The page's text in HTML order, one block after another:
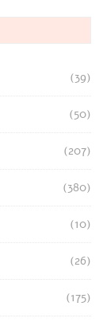
(39)
(50)
(207)
(380)
(10)
(26)
(175)